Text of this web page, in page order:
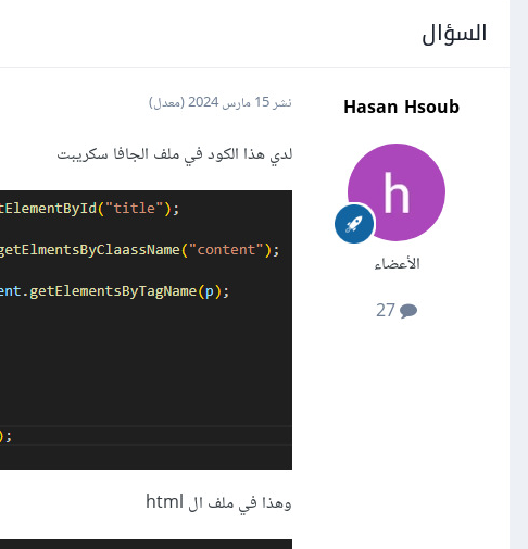
السؤال
Hasan Hsoub
الأعضاء
نشر15 مارس 2024 (معدل)
لدي هذا الكود في ملف الجافا سكريبت
وهذا في ملف ال html